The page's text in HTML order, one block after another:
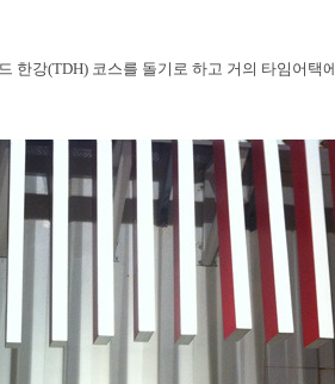
한강(TDH) 코스를 돌기로 하고 거의 타임어택